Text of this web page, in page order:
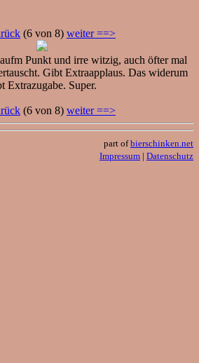
(6 von 8) weiter ==>
Punkt und irre witzig, auch öfter mal
Gibt Extraapplaus. Das widerum
Extrazugabe. Super.
(6 von 8) weiter ==>
part ofbierschinken.net
Impressum | Datenschutz